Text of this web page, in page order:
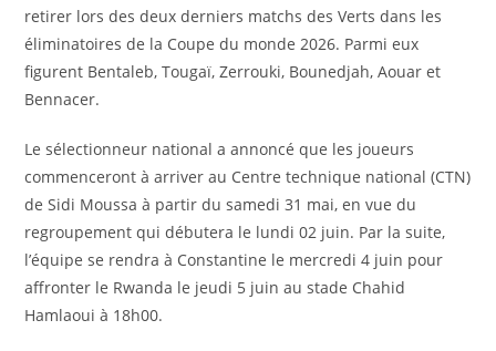
retirer lors des deux derniers matchs des Verts dans les
éliminatoires de la Coupe du monde 2026. Parmi eux
figurent Bentaleb, Tougaï, Zerrouki, Bounedjah, Aouar et
Bennacer.
Le sélectionneur national a annoncé que les joueurs
commenceront à arriver au Centre technique national (CTN)
de Sidi Moussa à partir du samedi 31 mai, en vue du
regroupement qui débutera le lundi 02 juin. Par la suite,
l’équipe se rendra à Constantine le mercredi 4 juin pour
affronter le Rwanda le jeudi 5 juin au stade Chahid
Hamlaoui à 18h00.